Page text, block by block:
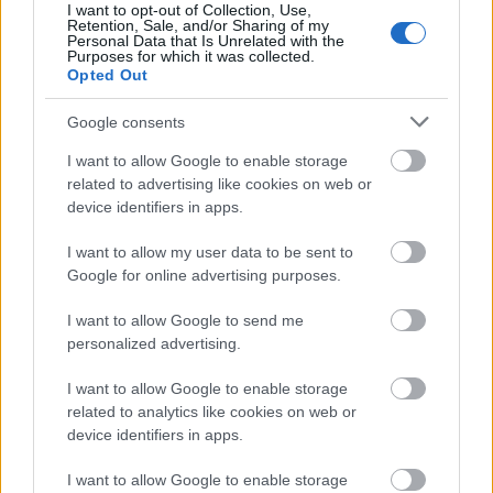
I want to opt-out of Collection, Use,
Retention, Sale, and/or Sharing of my
Personal Data that Is Unrelated with the
Purposes for which it was collected.
Opted Out
Google consents
I want to allow Google to enable storage
related to advertising like cookies on web or
device identifiers in apps.
I want to allow my user data to be sent to
Google for online advertising purposes.
I want to allow Google to send me
personalized advertising.
I want to allow Google to enable storage
related to analytics like cookies on web or
device identifiers in apps.
I want to allow Google to enable storage